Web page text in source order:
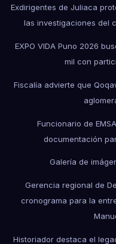
Exdirigentes de Juliaca
las investigaciones del
EXPO VIDA Puno 2026
mil con
Fiscalía advierte que
Funcionario de
documentación
Galería de
Gerencia regional de
cronograma para la
Historiador destaca el